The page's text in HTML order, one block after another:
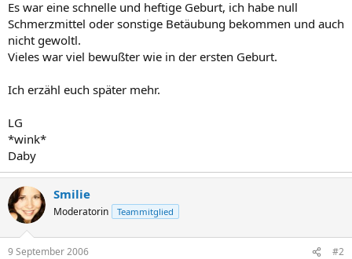
Es war eine schnelle und heftige Geburt, ich habe null
Schmerzmittel oder sonstige Betäubung bekommen und auch
nicht gewoltl.
Vieles war viel bewußter wie in der ersten Geburt.
Ich erzähl euch später mehr.
LG
*wink*
Daby
Smilie
Moderatorin Teammitglied
9 September 2006 #2